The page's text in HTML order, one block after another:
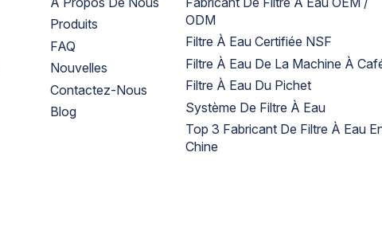
Produits
FAQ
Nouvelles
Contactez-Nous
Blog
ODM
Filtre À Eau Certifiée NSF
Filtre À Eau De La Machine À
Filtre À Eau Du Pichet
Système De Filtre À Eau
Top 3 Fabricant De Filtre À Eau
Chine